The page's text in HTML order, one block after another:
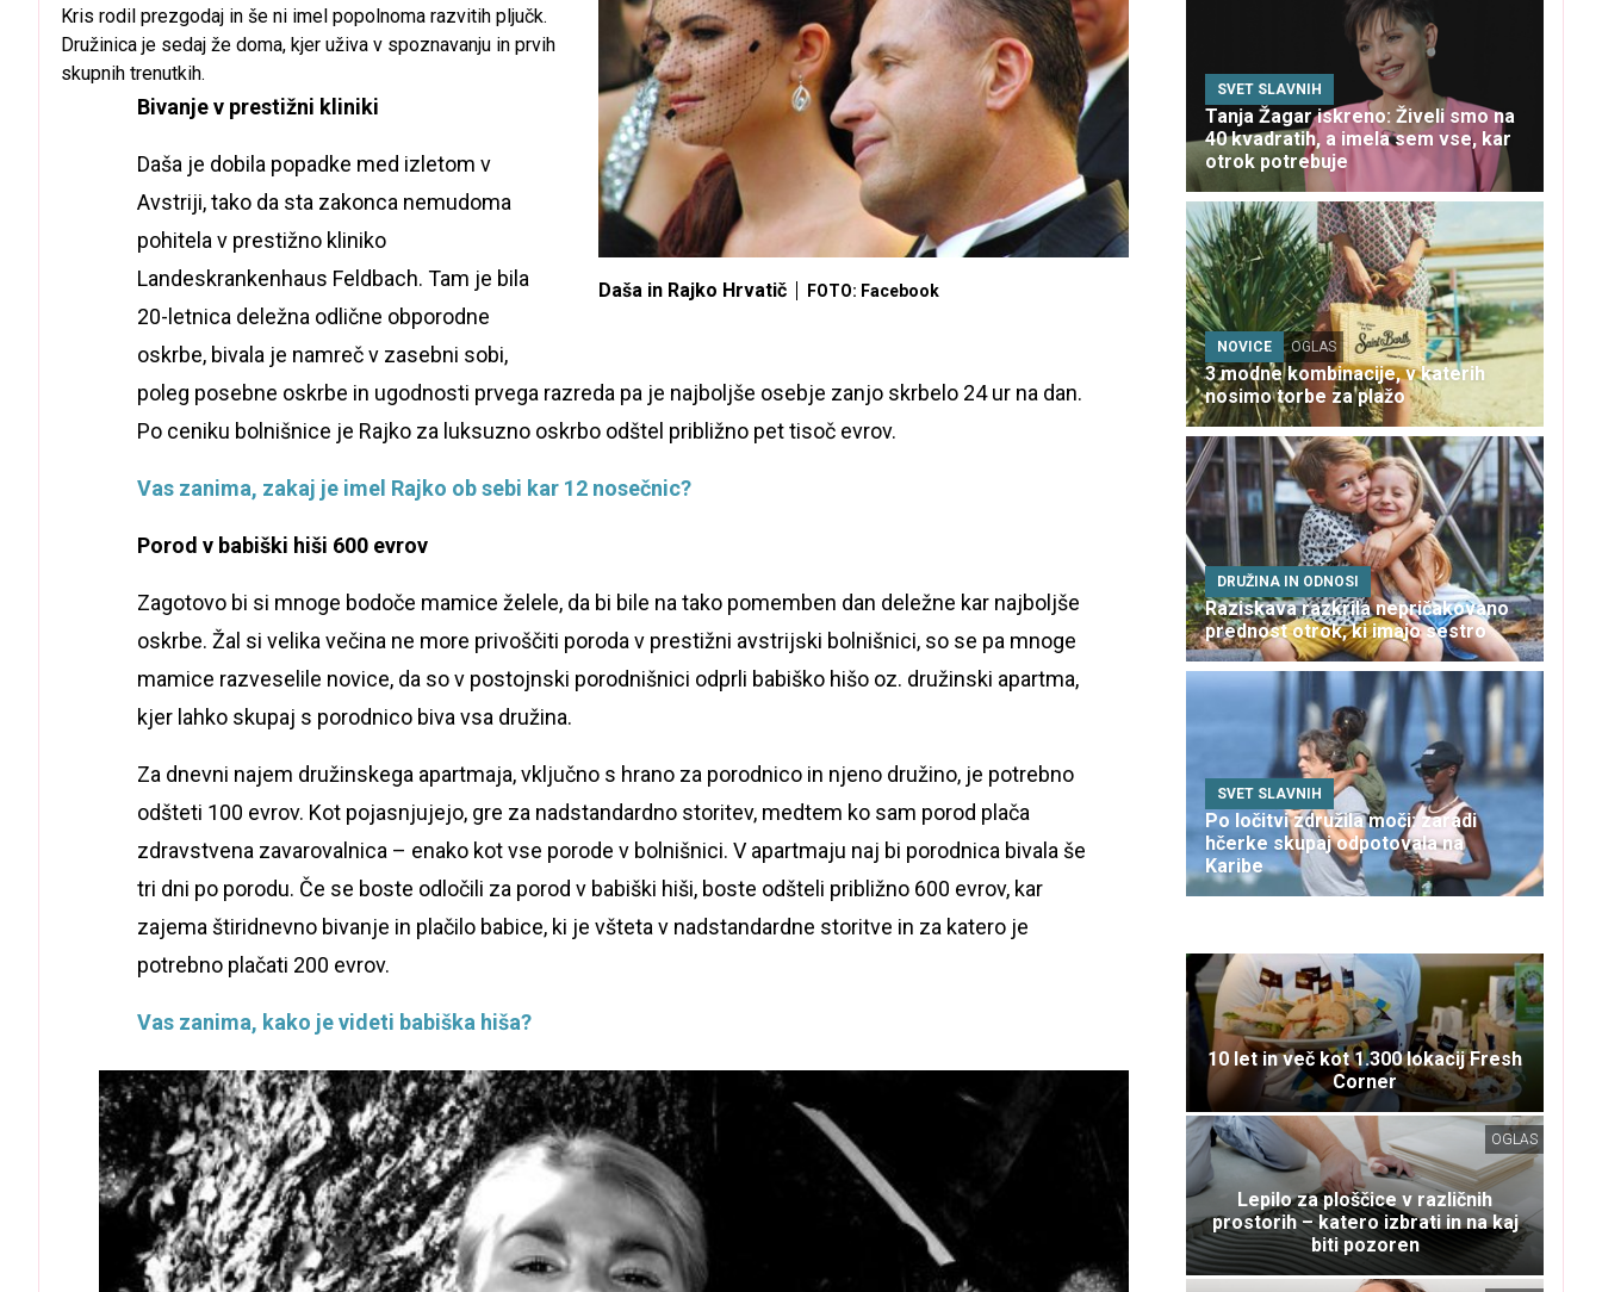
Daša in Rajko Hrvatič FOTO: Facebook
Kris rodil prezgodaj in še ni imel popolnoma razvitih pljučk.
Družinica je sedaj že doma, kjer uživa v spoznavanju in prvih
skupnih trenutkih.
Bivanje v prestižni kliniki
Daša je dobila popadke med izletom v
Avstriji, tako da sta zakonca nemudoma
pohitela v prestižno kliniko
Landeskrankenhaus Feldbach. Tam je bila
20-letnica deležna odlične obporodne
oskrbe, bivala je namreč v zasebni sobi,
poleg posebne oskrbe in ugodnosti prvega razreda pa je najboljše osebje zanjo skrbelo 24 ur na dan.
Po ceniku bolnišnice je Rajko za luksuzno oskrbo odštel približno pet tisoč evrov.
Vas zanima, zakaj je imel Rajko ob sebi kar 12 nosečnic?
Porod v babiški hiši 600 evrov
Zagotovo bi si mnoge bodoče mamice želele, da bi bile na tako pomemben dan deležne kar najboljše
oskrbe. Žal si velika večina ne more privoščiti poroda v prestižni avstrijski bolnišnici, so se pa mnoge
mamice razveselile novice, da so v postojnski porodnišnici odprli babiško hišo oz. družinski apartma,
kjer lahko skupaj s porodnico biva vsa družina.
Za dnevni najem družinskega apartmaja, vključno s hrano za porodnico in njeno družino, je potrebno
odšteti 100 evrov. Kot pojasnjujejo, gre za nadstandardno storitev, medtem ko sam porod plača
zdravstvena zavarovalnica – enako kot vse porode v bolnišnici. V apartmaju naj bi porodnica bivala še
tri dni po porodu. Če se boste odločili za porod v babiški hiši, boste odšteli približno 600 evrov, kar
zajema štiridnevno bivanje in plačilo babice, ki je všteta v nadstandardne storitve in za katero je
potrebno plačati 200 evrov.
Vas zanima, kako je videti babiška hiša?
SVET SLAVNIH
Tanja Žagar iskreno: Živeli smo na
40 kvadratih, a imela sem vse, kar
otrok potrebuje
NOVICE OGLAS
3 modne kombinacije, v katerih
nosimo torbe za plažo
DRUŽINA IN ODNOSI
Raziskava razkrila nepričakovano
prednost otrok, ki imajo sestro
SVET SLAVNIH
Po ločitvi združila moči: zaradi
hčerke skupaj odpotovala na
Karibe
10 let in več kot 1.300 lokacij Fresh
Corner
OGLAS
Lepilo za ploščice v različnih
prostorih – katero izbrati in na kaj
biti pozoren